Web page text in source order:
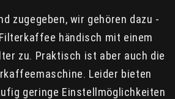
zugegeben, wir gehören dazu -
händisch mit einem
zu. Praktisch ist aber auch die
Leider bieten
geringe Einstellmöglichkeiten